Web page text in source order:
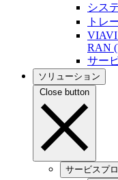
シス
トレ
VIAVI
RAN
サー
ソリューション
Close button
サービスプ